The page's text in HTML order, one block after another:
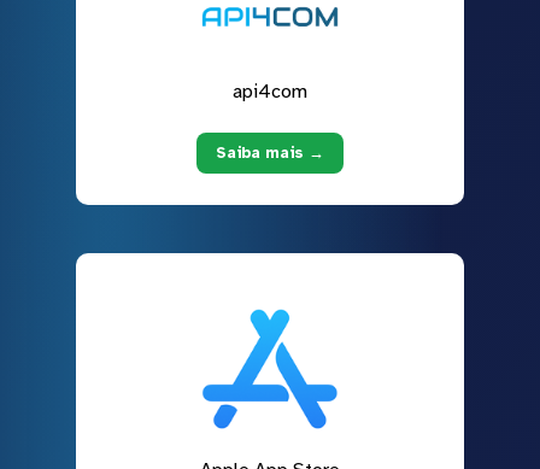
api4com
Saiba mais →